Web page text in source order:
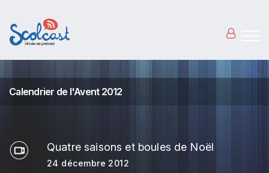
Calendrier de l'Avent 2012
Quatre saisons et boules de Noël
24 décembre 2012